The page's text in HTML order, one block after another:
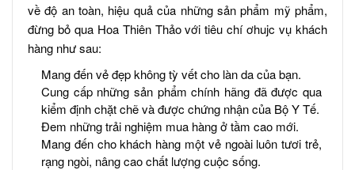
về độ an toàn, hiệu quả của những sản phẩm mỹ phẩm,
đừng bỏ qua Hoa Thiên Thảo với tiêu chí ơhujc vụ khách
hàng như sau:
Mang đến vẻ đẹp không tỳ vết cho làn da của bạn.
Cung cấp những sản phẩm chính hãng đã được qua
kiểm định chặt chẽ và được chứng nhận của Bộ Y Tế.
Đem những trải nghiệm mua hàng ở tầm cao mới.
Mang đến cho khách hàng một vẻ ngoài luôn tươi trẻ,
rạng ngòi, nâng cao chất lượng cuộc sống.